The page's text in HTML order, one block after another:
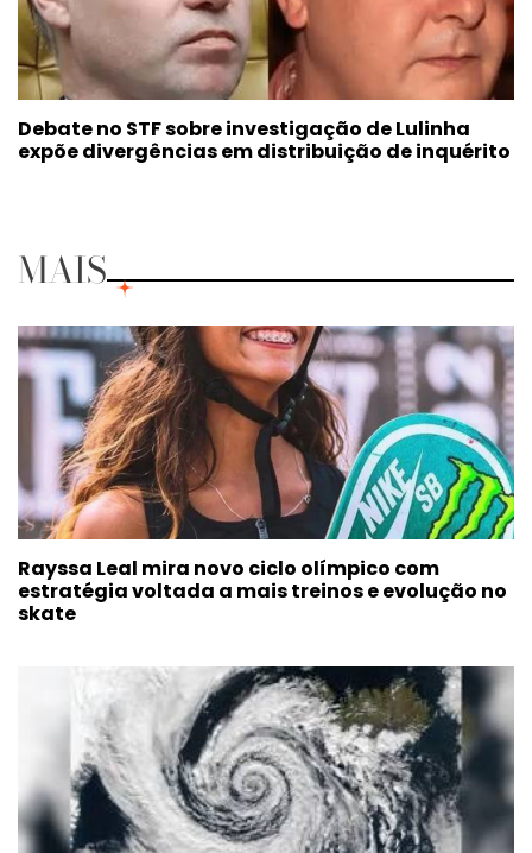
Debate no STF sobre investigação de Lulinha
expõe divergências em distribuição de inquérito
MAIS
Rayssa Leal mira novo ciclo olímpico com
estratégia voltada a mais treinos e evolução no
skate